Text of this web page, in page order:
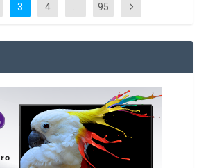
3 4 95